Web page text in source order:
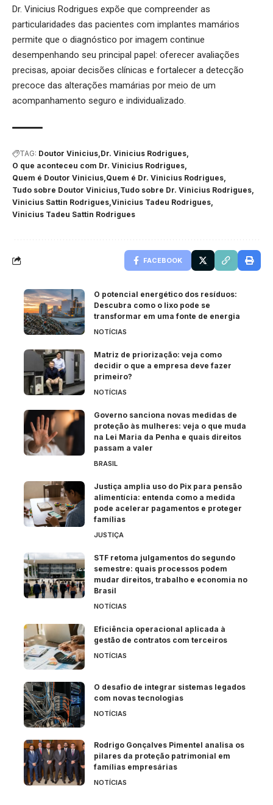
Dr. Vinicius Rodrigues expõe que compreender as
particularidades das pacientes com implantes mamários
permite que o diagnóstico por imagem continue
desempenhando seu principal papel: oferecer avaliações
precisas, apoiar decisões clínicas e fortalecer a detecção
precoce das alterações mamárias por meio de um
acompanhamento seguro e individualizado.
TAG: Doutor Vinicius Dr. Vinicius Rodrigues
O que aconteceu com Dr. Vinicius Rodrigues
Quem é Doutor Vinicius Quem é Dr. Vinicius Rodrigues
Tudo sobre Doutor Vinicius Tudo sobre Dr. Vinicius Rodrigues
Vinicius Sattin Rodrigues Vinicius Tadeu Rodrigues
Vinicius Tadeu Sattin Rodrigues
FACEBOOK
O potencial energético dos resíduos:
Descubra como o lixo pode se
transformar em uma fonte de energia
NOTÍCIAS
Matriz de priorização: veja como
decidir o que a empresa deve fazer
primeiro?
NOTÍCIAS
Governo sanciona novas medidas de
proteção às mulheres: veja o que muda
na Lei Maria da Penha e quais direitos
passam a valer
BRASIL
Justiça amplia uso do Pix para pensão
alimentícia: entenda como a medida
pode acelerar pagamentos e proteger
famílias
JUSTIÇA
STF retoma julgamentos do segundo
semestre: quais processos podem
mudar direitos, trabalho e economia no
Brasil
NOTÍCIAS
Eficiência operacional aplicada à
gestão de contratos com terceiros
NOTÍCIAS
O desafio de integrar sistemas legados
com novas tecnologias
NOTÍCIAS
Rodrigo Gonçalves Pimentel analisa os
pilares da proteção patrimonial em
famílias empresárias
NOTÍCIAS